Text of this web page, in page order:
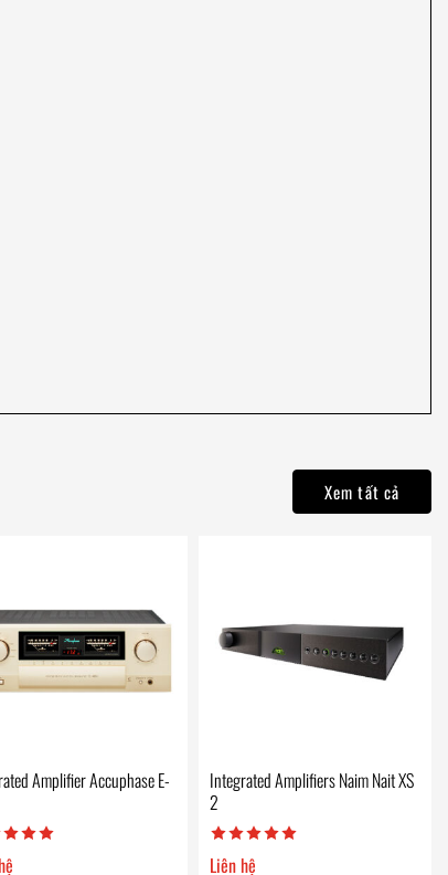
Xem tất cả
Amplifier Accuphase E-
Integrated Amplifiers Naim Nait XS
2
Liên hệ